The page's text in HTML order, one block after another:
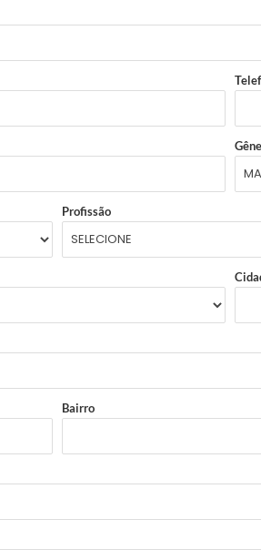
Profissão
Bairro